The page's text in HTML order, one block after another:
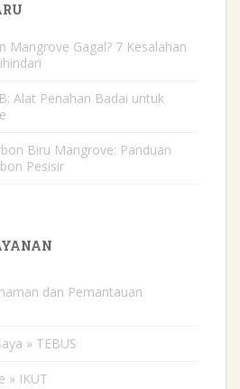
Mangrove Gagal? 7 Kesalahan
Alat Penahan Badai untuk
Biru Mangrove: Panduan
Pesisir
dan Pemantauan
» TEBUS
» IKUT